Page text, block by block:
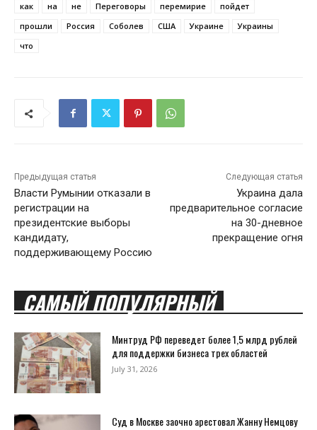
как
на не Переговоры перемирие
пойдет
прошли
Россия Соболев США Украине
Украины
что
Предыдущая статья
Власти Румынии отказали в
регистрации на
президентские выборы
кандидату,
поддерживающему Россию
Следующая статья
Украина дала
предварительное согласие
на 30-дневное
прекращение огня
САМЫЙ ПОПУЛЯРНЫЙ
Минтруд РФ переведет более 1,5 млрд рублей
для поддержки бизнеса трех областей
July 31, 2026
Суд в Москве заочно арестовал Жанну Немцову